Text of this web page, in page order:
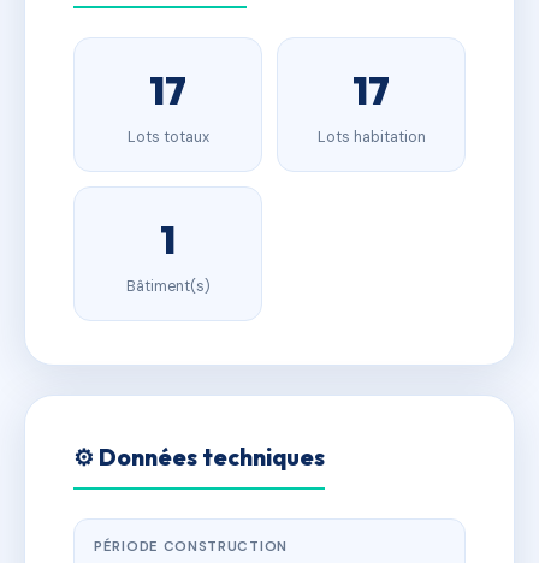
17
Lots totaux
17
Lots habitation
1
Bâtiment(s)
⚙️ Données techniques
PÉRIODE CONSTRUCTION